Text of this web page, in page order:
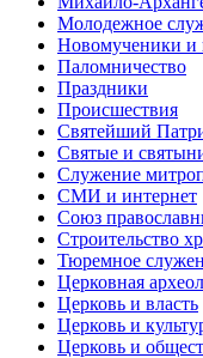
Молодежное
Новомученики и
Паломничество
Праздники
Происшествия
Святейший
Святые и
Служение
СМИ и интернет
Союз
Строительство
Тюремное
Церковная
Церковь и власть
Церковь и
Церковь и